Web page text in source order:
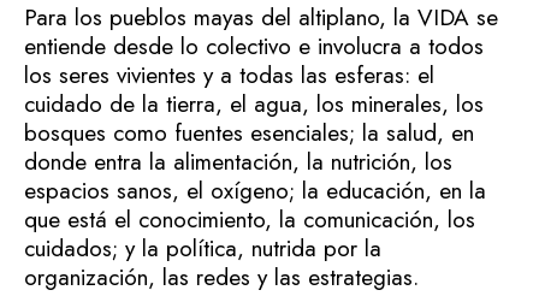
Para los pueblos mayas del altiplano, la VIDA se
entiende desde lo colectivo e involucra a todos
los seres vivientes y a todas las esferas: el
cuidado de la tierra, el agua, los minerales, los
bosques como fuentes esenciales; la salud, en
donde entra la alimentación, la nutrición, los
espacios sanos, el oxígeno; la educación, en la
que está el conocimiento, la comunicación, los
cuidados; y la política, nutrida por la
organización, las redes y las estrategias.